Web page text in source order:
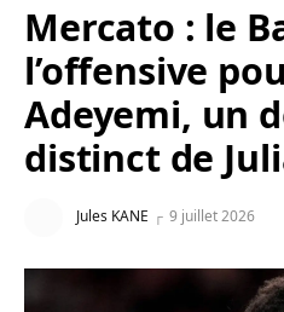
Mercato : le
l’offensive
Adeyemi, un
distinct de
Jules KANE 9 juillet 2026